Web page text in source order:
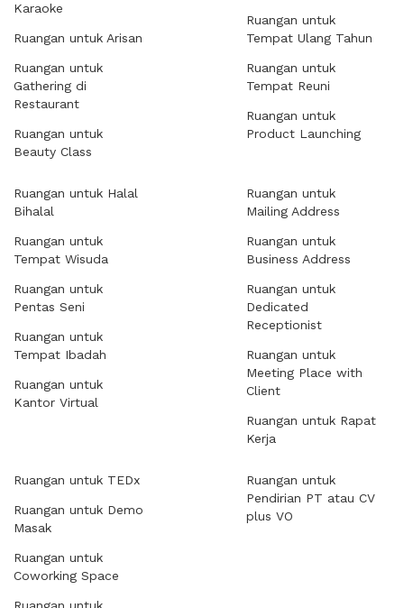
Karaoke
Ruangan untuk Arisan
Ruangan untuk
Gathering di
Restaurant
Ruangan untuk
Beauty Class
Ruangan untuk
Tempat Ulang Tahun
Ruangan untuk
Tempat Reuni
Ruangan untuk
Product Launching
Ruangan untuk Halal
Bihalal
Ruangan untuk
Tempat Wisuda
Ruangan untuk
Pentas Seni
Ruangan untuk
Tempat Ibadah
Ruangan untuk
Kantor Virtual
Ruangan untuk
Mailing Address
Ruangan untuk
Business Address
Ruangan untuk
Dedicated
Receptionist
Ruangan untuk
Meeting Place with
Client
Ruangan untuk Rapat
Kerja
Ruangan untuk TEDx
Ruangan untuk Demo
Masak
Ruangan untuk
Coworking Space
Ruangan untuk
Pendirian PT atau CV
plus VO